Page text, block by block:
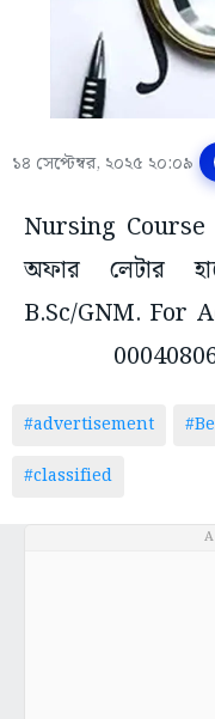
১৪ সেপ্টেম্বর, ২০২৫ ২০:০৯
Nursing Course
অফার লেটার
B.Sc/GNM. For
#advertisement
#classified